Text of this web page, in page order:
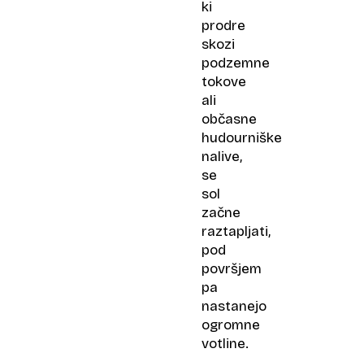
ki
prodre
skozi
podzemne
tokove
ali
občasne
hudourniške
nalive,
se
sol
začne
raztapljati,
pod
površjem
pa
nastanejo
ogromne
votline.